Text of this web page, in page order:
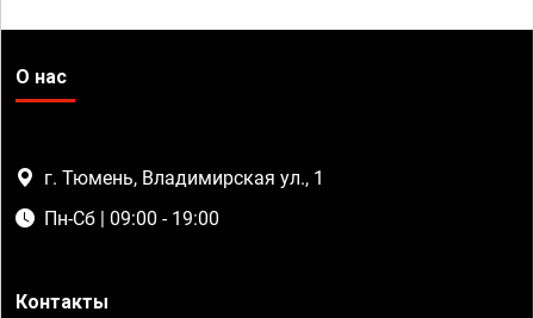
О нас
г. Тюмень, Владимирская ул., 1
Пн-Сб | 09:00 - 19:00
Контакты